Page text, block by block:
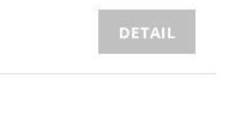
DETAIL